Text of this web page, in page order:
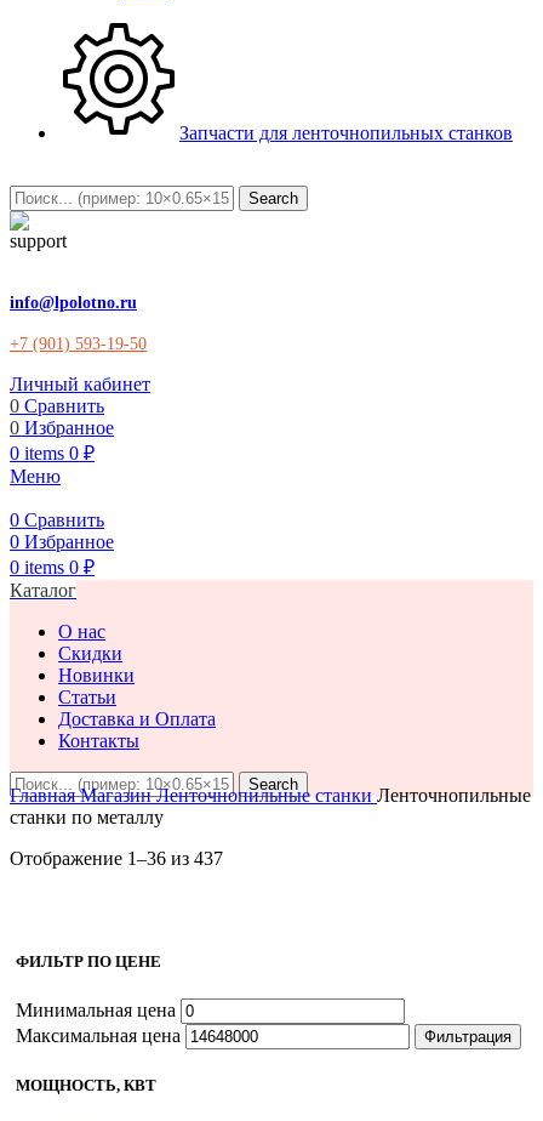
Запчасти для ленточнопильных станков
Search
info@lpolotno.ru
+7 (901) 593-19-50
Личный кабинет
0 Сравнить
0 Избранное
0 items 0 ₽
Меню
0 Сравнить
0 Избранное
0 items 0 ₽
Каталог
О нас
Скидки
Новинки
Статьи
Доставка и Оплата
Контакты
Search
ГлавнаяМагазинЛенточнопильные станкиЛенточнопильные
станки по металлу
Отображение 1–36 из 437
ФИЛЬТР ПО ЦЕНЕ
Минимальная цена
Максимальная цена
Фильтрация
МОЩНОСТЬ, КВТ